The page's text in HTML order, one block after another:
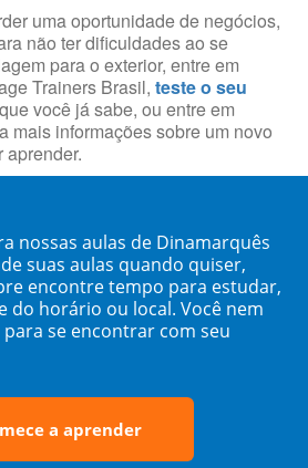
uma oportunidade de negócios,
não ter dificuldades ao se
para o exterior, entre em
Trainers Brasil, teste o seu
você já sabe, ou entre em
mais informações sobre um novo
aprender.
nossas aulas de Dinamarquês
suas aulas quando quiser,
encontre tempo para estudar,
do horário ou local. Você nem
se encontrar com seu
a aprender